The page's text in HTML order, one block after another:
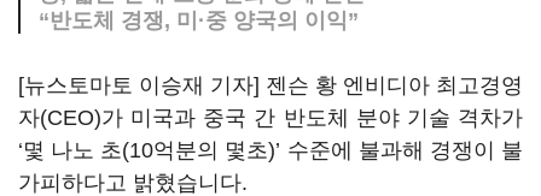
“반도체 경쟁, 미·중 양국의 이익”
[뉴스토마토 이승재 기자] 젠슨 황 엔비디아 최고경영
자(CEO)가 미국과 중국 간 반도체 분야 기술 격차가
‘몇 나노 초(10억분의 몇초)’ 수준에 불과해 경쟁이 불
가피하다고 밝혔습니다.